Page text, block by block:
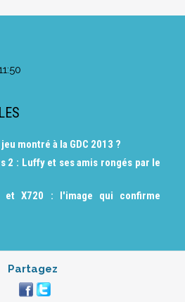
montré à la GDC 2013 ?
2 : Luffy et ses amis rongés par le
et X720 : l'image qui confirme
Partagez